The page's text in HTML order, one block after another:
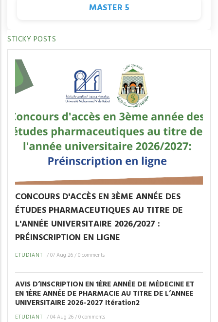
MASTER 5
STICKY POSTS
CONCOURS D'ACCÈS EN 3ÈME ANNÉE DES
ÉTUDES PHARMACEUTIQUES AU TITRE DE
L'ANNÉE UNIVERSITAIRE 2026/2027 :
PRÉINSCRIPTION EN LIGNE
ETUDIANT /07 Aug 26/0 comments
AVIS D’INSCRIPTION EN 1ÈRE ANNÉE DE MÉDECINE ET
EN 1ÈRE ANNÉE DE PHARMACIE AU TITRE DE L’ANNEE
UNIVERSITAIRE 2026-2027 Itération2
ETUDIANT /04 Aug 26/0 comments